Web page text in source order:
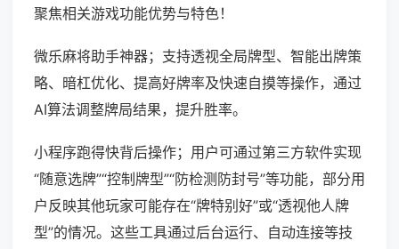
聚焦相关游戏功能优势与特色！
微乐麻将助手神器；支持透视全局牌型、智能出牌策
略、暗杠优化、提高好牌率及快速自摸等操作，通过
AI算法调整牌局结果，提升胜率。
小程序跑得快背后操作；用户可通过第三方软件实现
“随意选牌”“控制牌型”“防检测防封号”等功能，部分用
户反映其他玩家可能存在“牌特别好”或“透视他人牌
型”的情况。这些工具通过后台运行、自动连接等技